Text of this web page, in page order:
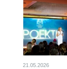
21.05.2026